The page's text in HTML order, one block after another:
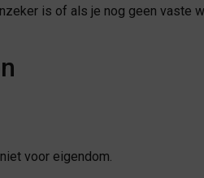
is of als je nog geen vaste
voor eigendom.